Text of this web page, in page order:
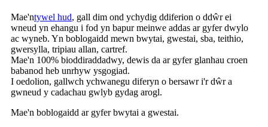
Mae'ntywel hud, gall dim ond ychydig ddiferion o ddŵr ei
wneud yn ehangu i fod yn bapur meinwe addas ar gyfer dwylo
ac wyneb. Yn boblogaidd mewn bwytai, gwestai, sba, teithio,
gwersylla, tripiau allan, cartref.
Mae'n 100% bioddiraddadwy, dewis da ar gyfer glanhau croen
babanod heb unrhyw ysgogiad.
I oedolion, gallwch ychwanegu diferyn o bersawr i'r dŵr a
gwneud y cadachau gwlyb gydag arogl.
Mae'n boblogaidd ar gyfer bwytai a gwestai.